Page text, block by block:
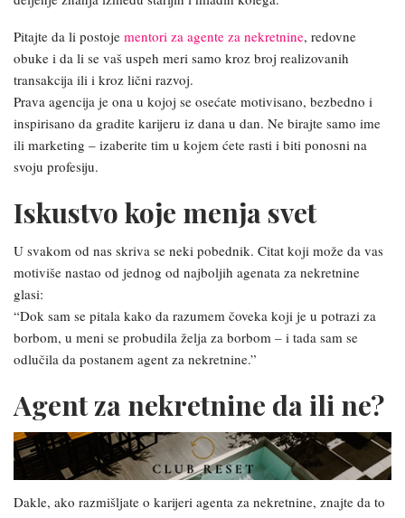
Pitajte da li postoje mentori za agente za nekretnine, redovne
obuke i da li se vaš uspeh meri samo kroz broj realizovanih
transakcija ili i kroz lični razvoj.
Prava agencija je ona u kojoj se osećate motivisano, bezbedno i
inspirisano da gradite karijeru iz dana u dan. Ne birajte samo ime
ili marketing – izaberite tim u kojem ćete rasti i biti ponosni na
svoju profesiju.
Iskustvo koje menja svet
U svakom od nas skriva se neki pobednik. Citat koji može da vas
motiviše nastao od jednog od najboljih agenata za nekretnine
glasi:
“Dok sam se pitala kako da razumem čoveka koji je u potrazi za
borbom, u meni se probudila želja za borbom – i tada sam se
odlučila da postanem agent za nekretnine.”
Agent za nekretnine da ili ne?
Dakle, ako razmišljate o karijeri agenta za nekretnine, znajte da to